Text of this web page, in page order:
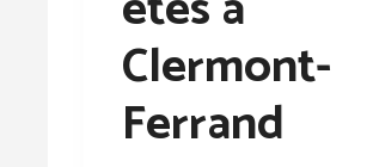
Clermont-
Ferrand